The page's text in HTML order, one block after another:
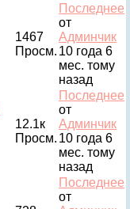
1467
Просм.
Последнее
от
Админчик
10 года 6
мес. тому
назад
12.1к
Просм.
Последнее
от
Админчик
10 года 6
мес. тому
назад
Последнее
от